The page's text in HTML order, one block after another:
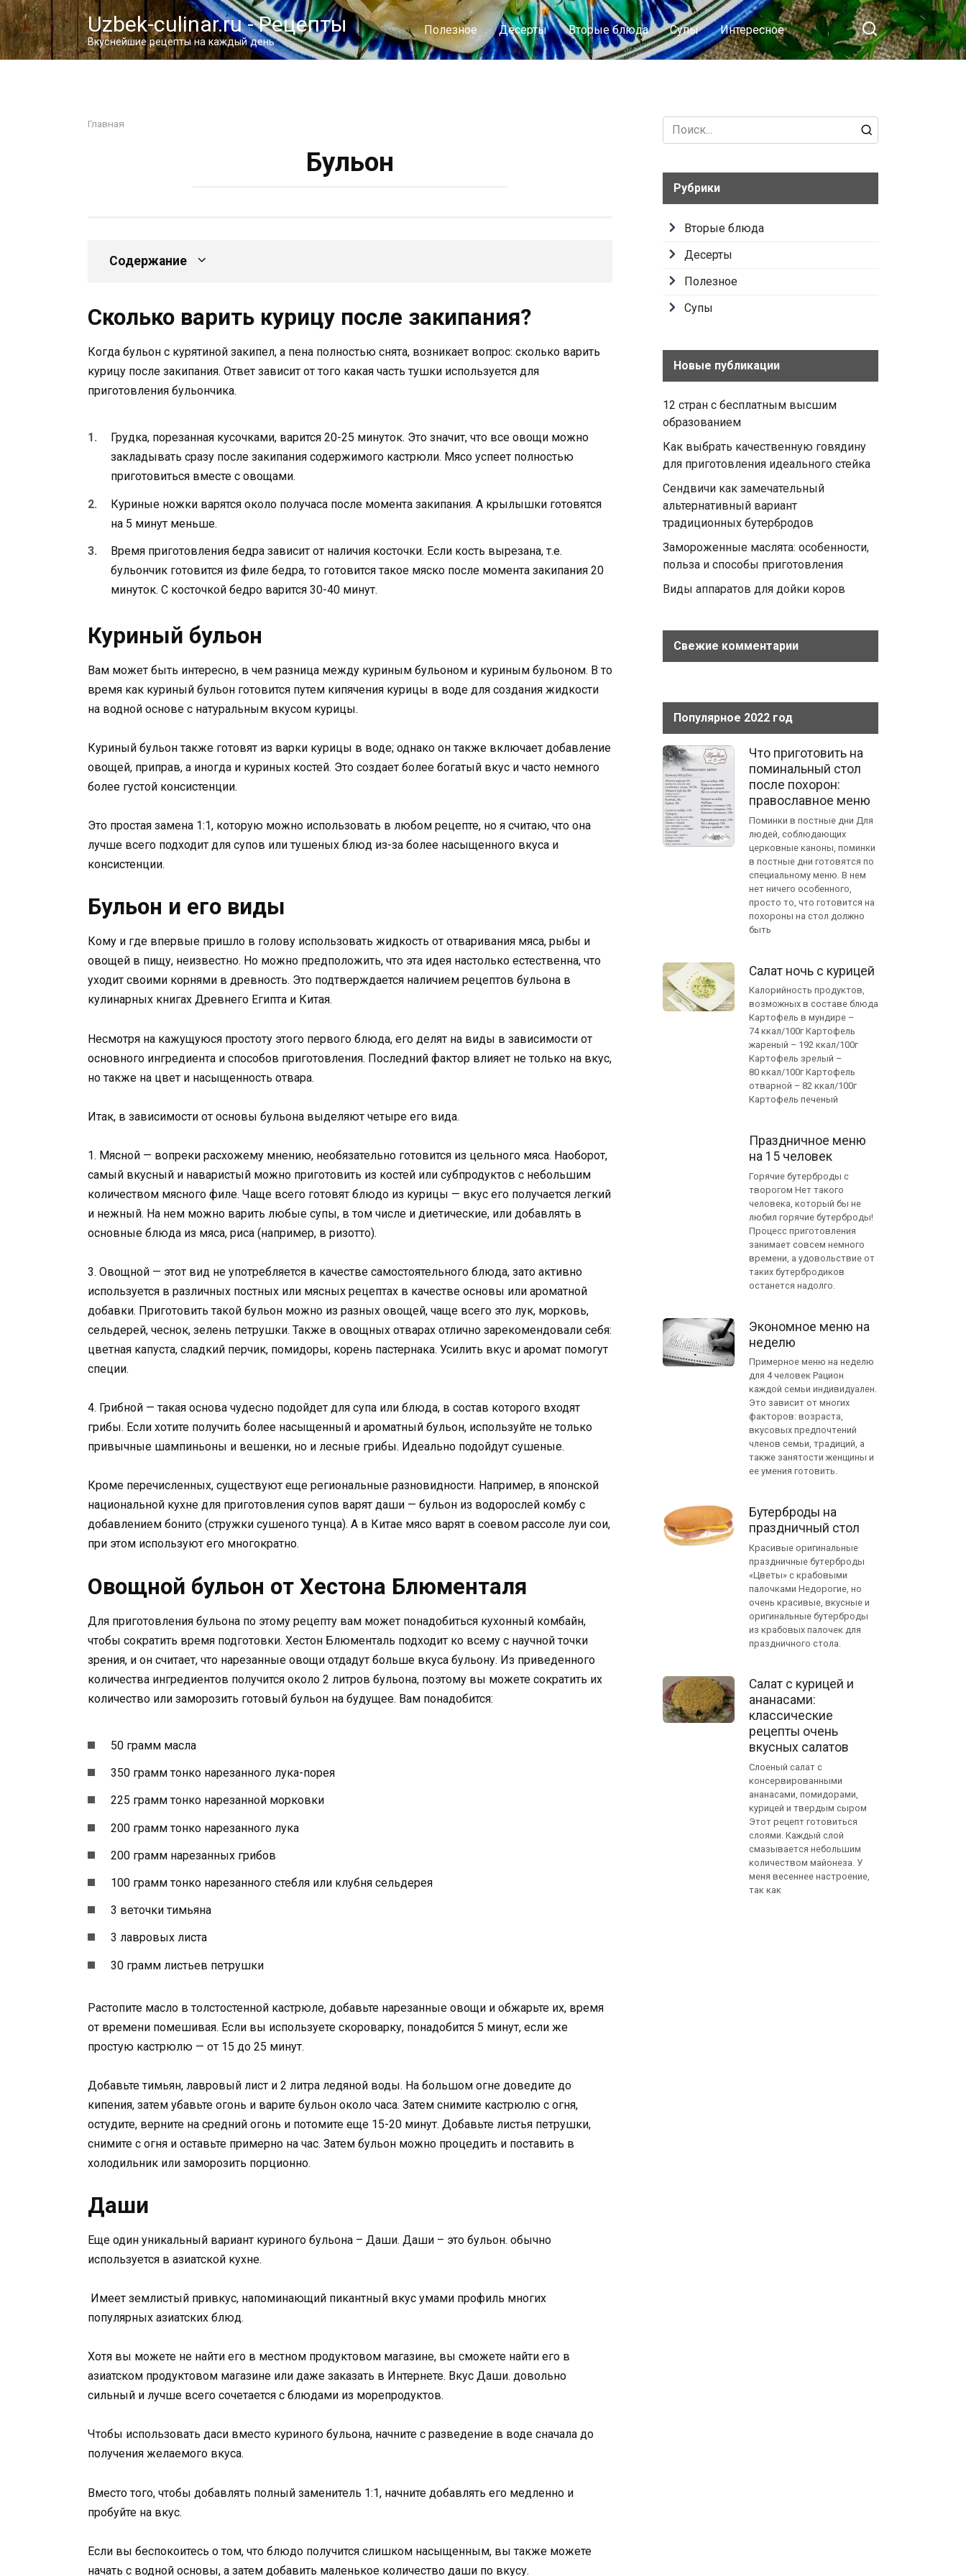
Перейти
к
контенту
Uzbek-culinar.ru - Рецепты
Вкуснейшие рецепты на каждый день
Полезное Десерты Вторые блюда Супы Интересное
Главная
Бульон
Содержание
Сколько варить курицу после закипания?
Когда бульон с курятиной закипел, а пена полностью снята, возникает вопрос: сколько варить
курицу после закипания. Ответ зависит от того какая часть тушки используется для
приготовления бульончика.
Грудка, порезанная кусочками, варится 20-25 минуток. Это значит, что все овощи можно
закладывать сразу после закипания содержимого кастрюли. Мясо успеет полностью
приготовиться вместе с овощами.
Куриные ножки варятся около получаса после момента закипания. А крылышки готовятся
на 5 минут меньше.
Время приготовления бедра зависит от наличия косточки. Если кость вырезана, т.е.
бульончик готовится из филе бедра, то готовится такое мяско после момента закипания 20
минуток. С косточкой бедро варится 30-40 минут.
Куриный бульон
Вам может быть интересно, в чем разница между куриным бульоном и куриным бульоном. В то
время как куриный бульон готовится путем кипячения курицы в воде для создания жидкости
на водной основе с натуральным вкусом курицы.
Куриный бульон также готовят из варки курицы в воде; однако он также включает добавление
овощей, приправ, а иногда и куриных костей. Это создает более богатый вкус и часто немного
более густой консистенции.
Это простая замена 1:1, которую можно использовать в любом рецепте, но я считаю, что она
лучше всего подходит для супов или тушеных блюд из-за более насыщенного вкуса и
консистенции.
Бульон и его виды
Кому и где впервые пришло в голову использовать жидкость от отваривания мяса, рыбы и
овощей в пищу, неизвестно. Но можно предположить, что эта идея настолько естественна, что
уходит своими корнями в древность. Это подтверждается наличием рецептов бульона в
кулинарных книгах Древнего Египта и Китая.
Несмотря на кажущуюся простоту этого первого блюда, его делят на виды в зависимости от
основного ингредиента и способов приготовления. Последний фактор влияет не только на вкус,
но также на цвет и насыщенность отвара.
Итак, в зависимости от основы бульона выделяют четыре его вида.
1. Мясной — вопреки расхожему мнению, необязательно готовится из цельного мяса. Наоборот,
самый вкусный и наваристый можно приготовить из костей или субпродуктов с небольшим
количеством мясного филе. Чаще всего готовят блюдо из курицы — вкус его получается легкий
и нежный. На нем можно варить любые супы, в том числе и диетические, или добавлять в
основные блюда из мяса, риса (например, в ризотто).
3. Овощной — этот вид не употребляется в качестве самостоятельного блюда, зато активно
используется в различных постных или мясных рецептах в качестве основы или ароматной
добавки. Приготовить такой бульон можно из разных овощей, чаще всего это лук, морковь,
сельдерей, чеснок, зелень петрушки. Также в овощных отварах отлично зарекомендовали себя:
цветная капуста, сладкий перчик, помидоры, корень пастернака. Усилить вкус и аромат помогут
специи.
4. Грибной — такая основа чудесно подойдет для супа или блюда, в состав которого входят
грибы. Если хотите получить более насыщенный и ароматный бульон, используйте не только
привычные шампиньоны и вешенки, но и лесные грибы. Идеально подойдут сушеные.
Кроме перечисленных, существуют еще региональные разновидности. Например, в японской
национальной кухне для приготовления супов варят даши — бульон из водорослей комбу с
добавлением бонито (стружки сушеного тунца). А в Китае мясо варят в соевом рассоле луи сои,
при этом используют его многократно.
Овощной бульон от Хестона Блюменталя
Для приготовления бульона по этому рецепту вам может понадобиться кухонный комбайн,
чтобы сократить время подготовки. Хестон Блюменталь подходит ко всему с научной точки
зрения, и он считает, что нарезанные овощи отдадут больше вкуса бульону. Из приведенного
количества ингредиентов получится около 2 литров бульона, поэтому вы можете сократить их
количество или заморозить готовый бульон на будущее. Вам понадобится:
50 грамм масла
350 грамм тонко нарезанного лука-порея
225 грамм тонко нарезанной морковки
200 грамм тонко нарезанного лука
200 грамм нарезанных грибов
100 грамм тонко нарезанного стебля или клубня сельдерея
3 веточки тимьяна
3 лавровых листа
30 грамм листьев петрушки
Растопите масло в толстостенной кастрюле, добавьте нарезанные овощи и обжарьте их, время
от времени помешивая. Если вы используете скороварку, понадобится 5 минут, если же
простую кастрюлю — от 15 до 25 минут.
Добавьте тимьян, лавровый лист и 2 литра ледяной воды. На большом огне доведите до
кипения, затем убавьте огонь и варите бульон около часа. Затем снимите кастрюлю с огня,
остудите, верните на средний огонь и потомите еще 15-20 минут. Добавьте листья петрушки,
снимите с огня и оставьте примерно на час. Затем бульон можно процедить и поставить в
холодильник или заморозить порционно.
Даши
Еще один уникальный вариант куриного бульона – Даши. Даши – это бульон. обычно
используется в азиатской кухне.
Имеет землистый привкус, напоминающий пикантный вкус умами профиль многих
популярных азиатских блюд.
Хотя вы можете не найти его в местном продуктовом магазине, вы сможете найти его в
азиатском продуктовом магазине или даже заказать в Интернете. Вкус Даши. довольно
сильный и лучше всего сочетается с блюдами из морепродуктов.
Чтобы использовать даси вместо куриного бульона, начните с разведение в воде сначала до
получения желаемого вкуса.
Вместо того, чтобы добавлять полный заменитель 1:1, начните добавлять его медленно и
пробуйте на вкус.
Если вы беспокоитесь о том, что блюдо получится слишком насыщенным, вы также можете
начать с водной основы, а затем добавить маленькое количество даши по вкусу.
Search
for:
Рубрики
Вторые блюда
Десерты
Полезное
Супы
Новые публикации
12 стран с бесплатным высшим
образованием
Как выбрать качественную говядину
для приготовления идеального стейка
Сендвичи как замечательный
альтернативный вариант
традиционных бутербродов
Замороженные маслята: особенности,
польза и способы приготовления
Виды аппаратов для дойки коров
Свежие комментарии
Популярное 2022 год
Что приготовить на
поминальный стол
после похорон:
православное меню
Поминки в постные дни Для
людей, соблюдающих
церковные каноны, поминки
в постные дни готовятся по
специальному меню. В нем
нет ничего особенного,
просто то, что готовится на
похороны на стол должно
быть
Салат ночь с курицей
Калорийность продуктов,
возможных в составе блюда
Картофель в мундире –
74 ккал/100г Картофель
жареный – 192 ккал/100г
Картофель зрелый –
80 ккал/100г Картофель
отварной – 82 ккал/100г
Картофель печеный
Праздничное меню
на 15 человек
Горячие бутерброды с
творогом Нет такого
человека, который бы не
любил горячие бутерброды!
Процесс приготовления
занимает совсем немного
времени, а удовольствие от
таких бутербродиков
останется надолго.
Экономное меню на
неделю
Примерное меню на неделю
для 4 человек Рацион
каждой семьи индивидуален.
Это зависит от многих
факторов: возраста,
вкусовых предпочтений
членов семьи, традиций, а
также занятости женщины и
ее умения готовить.
Бутерброды на
праздничный стол
Красивые оригинальные
праздничные бутерброды
«Цветы» с крабовыми
палочками Недорогие, но
очень красивые, вкусные и
оригинальные бутерброды
из крабовых палочек для
праздничного стола.
Салат с курицей и
ананасами:
классические
рецепты очень
вкусных салатов
Слоеный салат с
консервированными
ананасами, помидорами,
курицей и твердым сыром
Этот рецепт готовиться
слоями. Каждый слой
смазывается небольшим
количеством майонеза. У
меня весеннее настроение,
так как